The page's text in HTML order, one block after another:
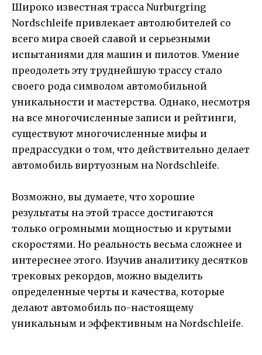
Широко известная трасса Nurburgring
Nordschleife привлекает автолюбителей со
всего мира своей славой и серьезными
испытаниями для машин и пилотов. Умение
преодолеть эту труднейшую трассу стало
своего рода символом автомобильной
уникальности и мастерства. Однако, несмотря
на все многочисленные записи и рейтинги,
существуют многочисленные мифы и
предрассудки о том, что действительно делает
автомобиль виртуозным на Nordschleife.
Возможно, вы думаете, что хорошие
результаты на этой трассе достигаются
только огромными мощностью и крутыми
скоростями. Но реальность весьма сложнее и
интереснее этого. Изучив аналитику десятков
трековых рекордов, можно выделить
определенные черты и качества, которые
делают автомобиль по-настоящему
уникальным и эффективным на Nordschleife.